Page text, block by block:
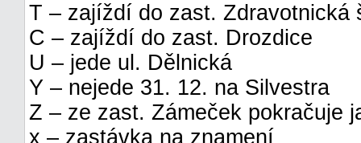
T – zajíždí do zast. Zdravotnická
C – zajíždí do zast. Drozdice
U – jede ul. Dělnická
Y – nejede 31. 12. na Silvestra
Z – ze zast. Zámeček pokračuje
x – zastávka na znamení